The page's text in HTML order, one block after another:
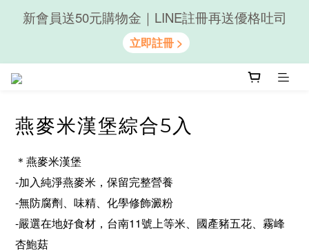
隨心享受｜貝果任選6組$899
新會員送50元購物金｜LINE註冊再送優格吐司
燕麥米漢堡綜合5入
＊燕麥米漢堡
-加入純淨燕麥米，保留完整營養
-無防腐劑、味精、化學修飾澱粉
-嚴選在地好食材，台南11號上等米、國產豬五花、霧峰
杏鮑菇